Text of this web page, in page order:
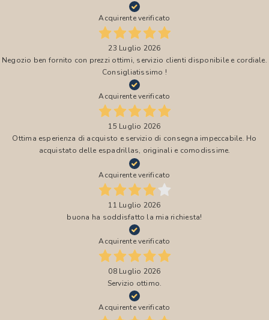
Acquirente verificato
23 Luglio 2026
Negozio ben fornito con prezzi ottimi, servizio clienti disponibile e cordiale.
Consigliatissimo !
Acquirente verificato
15 Luglio 2026
Ottima esperienza di acquisto e servizio di consegna impeccabile. Ho
acquistato delle espadrillas, originali e comodissime.
Acquirente verificato
11 Luglio 2026
buona ha soddisfatto la mia richiesta!
Acquirente verificato
08 Luglio 2026
Servizio ottimo.
Acquirente verificato